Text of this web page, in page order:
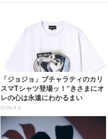
「ジョジョ」ブチャラティのカリ
スマTシャツ登場ッ！“きさまにオ
レの心は永遠にわかるまい
ッ！”や感動のクライマックスを
デザイン
2026.8.6